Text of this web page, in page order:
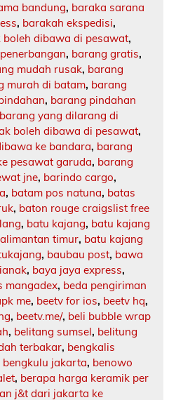
bandung, baraka sarana
, barakah ekspedisi,
dibawa di pesawat,
, barang gratis,
mudah rusak, barang
murah di batam, barang
, barang pindahan
barang yang dilarang di
boleh dibawa di pesawat,
ke bandara, barang
pesawat garuda, barang
jne, barindo cargo,
, batam pos natuna, batas
, baton rouge craigslist free
, batu kajang, batu kajang
timur, batu kajang
, baubau post, bawa
, baya jaya express,
mangadex, beda pengiriman
me, beetv for ios, beetv hq,
, beetv.me/, beli bubble wrap
, belitang sumsel, belitung
terbakar, bengkalis
bengkulu jakarta, benowo
, berapa harga keramik per
j&t dari jakarta ke